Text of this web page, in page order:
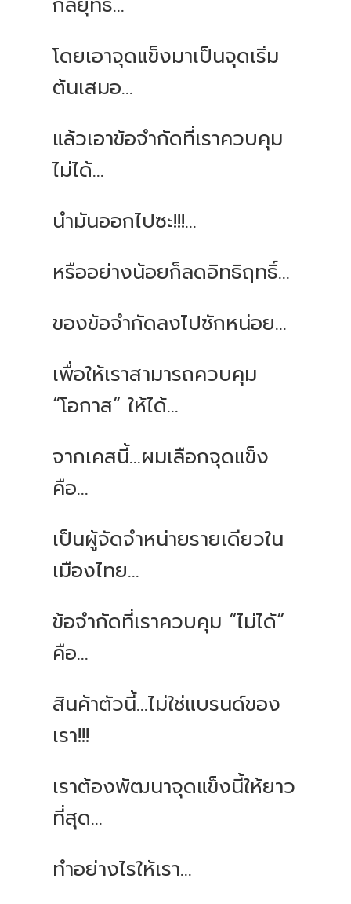
โดยเอาจุดแข็งมาเป็นจุดเริ่ม
ต้นเสมอ...
แล้วเอาข้อจำกัดที่เราควบคุม
ไม่ได้...
นำมันออกไปซะ!!!...
หรืออย่างน้อยก็ลดอิทธิฤทธิ์...
ของข้อจำกัดลงไปซักหน่อย...
เพื่อให้เราสามารถควบคุม
“โอกาส” ให้ได้...
จากเคสนี้...ผมเลือกจุดแข็ง
คือ...
เป็นผู้จัดจำหน่ายรายเดียวใน
เมืองไทย...
ข้อจำกัดที่เราควบคุม “ไม่ได้”
คือ...
สินค้าตัวนี้...ไม่ใช่แบรนด์ของ
เรา!!!
เราต้องพัฒนาจุดแข็งนี้ให้ยาว
ที่สุด...
ทำอย่างไรให้เรา...